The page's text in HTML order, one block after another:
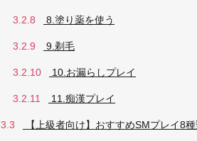
3.2.8 8.塗り薬を使う
3.2.9 9.剃毛
3.2.10 10.お漏らしプレイ
3.2.11 11.痴漢プレイ
3.3 【上級者向け】おすすめSMプレイ8